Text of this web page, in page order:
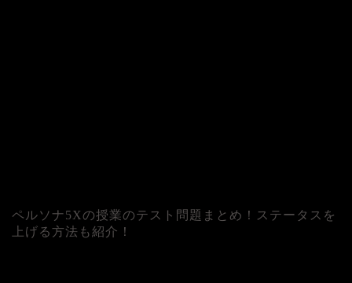
ペルソナ5Xの授業のテスト問題まとめ！ステータスを
上げる方法も紹介！